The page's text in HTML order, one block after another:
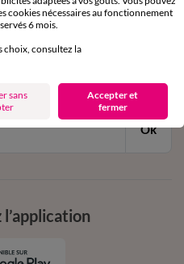
à la newsletter
email de confirmation
Ok
cookies nécessaires au fonctionnement
6 mois.
consultez la
sans
Accepter et
fermer